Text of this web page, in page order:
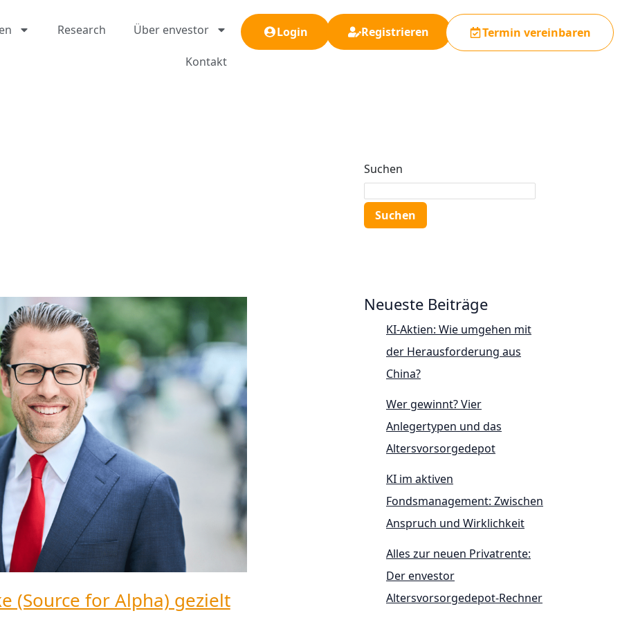
Research Über envestor
Kontakt
Login Registrieren Termin vereinbaren
(Source for Alpha) gezielt
Suchen
Suchen
Neueste Beiträge
KI-Aktien: Wie umgehen mit
der Herausforderung aus
China?
Wer gewinnt? Vier
Anlegertypen und das
Altersvorsorgedepot
KI im aktiven
Fondsmanagement: Zwischen
Anspruch und Wirklichkeit
Alles zur neuen Privatrente:
Der envestor
Altersvorsorgedepot-Rechner